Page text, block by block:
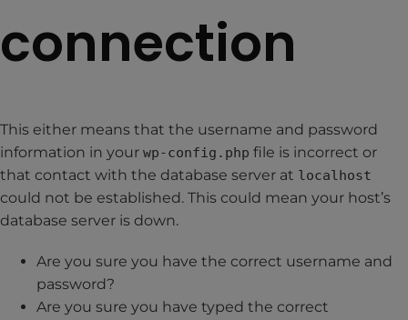
connection
This either means that the username and password
information in your wp-config.php file is incorrect or
that contact with the database server at localhost
could not be established. This could mean your host’s
database server is down.
Are you sure you have the correct username and
password?
Are you sure you have typed the correct